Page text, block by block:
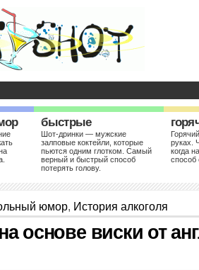
быстрые
Шот-дринки — мужские
залповые коктейли, которые
пьются одним глотком. Самый
верный и быстрый способ
потерять голову.
руках.
когда
способ
юмор, История алкоголя
основе виски от